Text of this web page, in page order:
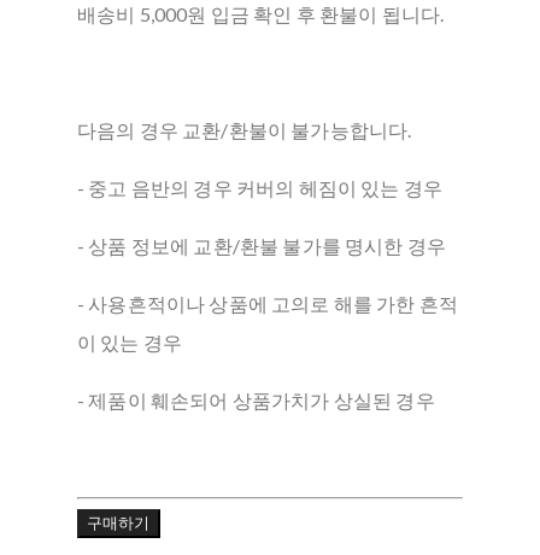
배송비 5,000원 입금 확인 후 환불이 됩니다.
다음의 경우 교환/환불이 불가능합니다.
- 중고 음반의 경우 커버의 헤짐이 있는 경우
- 상품 정보에 교환/환불 불가를 명시한 경우
- 사용흔적이나 상품에 고의로 해를 가한 흔적
이 있는 경우
- 제품이 훼손되어 상품가치가 상실된 경우
구매하기